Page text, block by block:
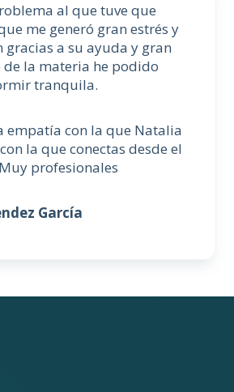
al que tuve que
me generó gran estrés y
gracias a su ayuda y gran
la materia he podido
tranquila.
empatía con la que Natalia
la que conectas desde el
profesionales
García